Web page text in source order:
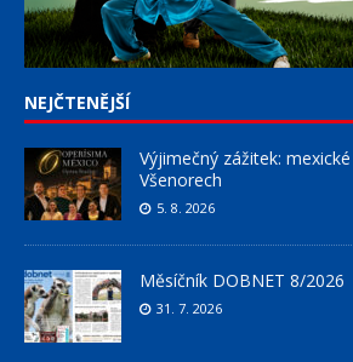
NEJČTENĚJŠÍ
Výjimečný zážitek:
Všenorech
5. 8. 2026
Měsíčník DOBNET 8/2026
31. 7. 2026